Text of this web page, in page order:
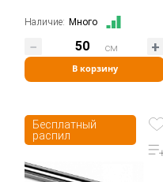
Наличие: Много
В корзину
см
Бесплатный
распил